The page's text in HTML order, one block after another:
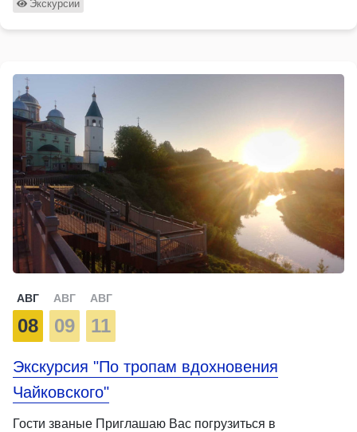
Экскурсии
АВГ
08
АВГ
09
АВГ
11
Экскурсия "По тропам вдохновения
Чайковского"
Гости званые Приглашаю Вас погрузиться в